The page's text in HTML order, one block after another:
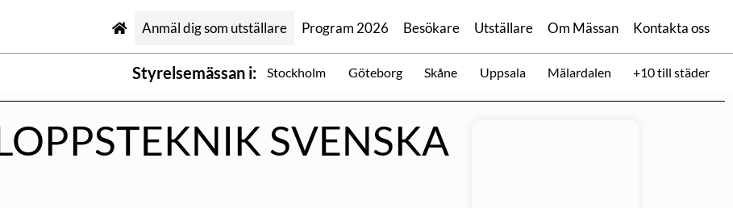
Anmäl dig som utställare Program 2026 Besökare Utställare Om Mässan Kontakta oss
Styrelsemässan i: Stockholm Göteborg Skåne Uppsala Mälardalen +10 till städer
SVENSKA